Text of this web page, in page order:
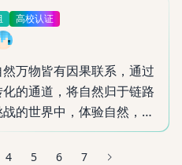
高校认证
万物皆有因果联系，通过
的通道，将自然归于链路
的世界中，体验自然，感
4 5 6 7